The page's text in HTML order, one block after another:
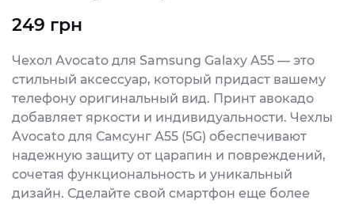
249 грн
Чехол Avocato для Samsung Galaxy A55 — это
стильный аксессуар, который придаст вашему
телефону оригинальный вид. Принт авокадо
добавляет яркости и индивидуальности. Чехлы
Avocato для Самсунг А55 (5G) обеспечивают
надежную защиту от царапин и повреждений,
сочетая функциональность и уникальный
дизайн. Сделайте свой смартфон еще более